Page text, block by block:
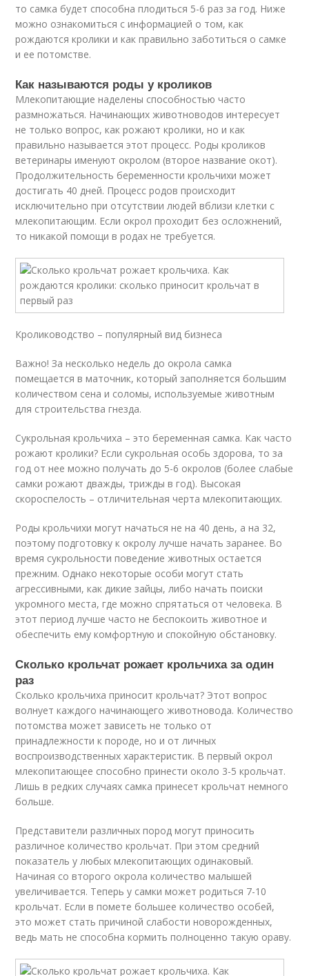
то самка будет способна плодиться 5-6 раз за год. Ниже
можно ознакомиться с информацией о том, как
рождаются кролики и как правильно заботиться о самке
и ее потомстве.
Как называются роды у кроликов
Млекопитающие наделены способностью часто
размножаться. Начинающих животноводов интересует
не только вопрос, как рожают кролики, но и как
правильно называется этот процесс. Роды кроликов
ветеринары именуют окролом (второе название окот).
Продолжительность беременности крольчихи может
достигать 40 дней. Процесс родов происходит
исключительно при отсутствии людей вблизи клетки с
млекопитающим. Если окрол проходит без осложнений,
то никакой помощи в родах не требуется.
Кролиководство – популярный вид бизнеса
Важно! За несколько недель до окрола самка
помещается в маточник, который заполняется большим
количеством сена и соломы, используемые животным
для строительства гнезда.
Сукрольная крольчиха – это беременная самка. Как часто
рожают кролики? Если сукрольная особь здорова, то за
год от нее можно получать до 5-6 окролов (более слабые
самки рожают дважды, трижды в год). Высокая
скороспелость – отличительная черта млекопитающих.
Роды крольчихи могут начаться не на 40 день, а на 32,
поэтому подготовку к окролу лучше начать заранее. Во
время сукрольности поведение животных остается
прежним. Однако некоторые особи могут стать
агрессивными, как дикие зайцы, либо начать поиски
укромного места, где можно спрятаться от человека. В
этот период лучше часто не беспокоить животное и
обеспечить ему комфортную и спокойную обстановку.
Сколько крольчат рожает крольчиха за один
раз
Сколько крольчиха приносит крольчат? Этот вопрос
волнует каждого начинающего животновода. Количество
потомства может зависеть не только от
принадлежности к породе, но и от личных
воспроизводственных характеристик. В первый окрол
млекопитающее способно принести около 3-5 крольчат.
Лишь в редких случаях самка принесет крольчат немного
больше.
Представители различных пород могут приносить
различное количество крольчат. При этом средний
показатель у любых млекопитающих одинаковый.
Начиная со второго окрола количество малышей
увеличивается. Теперь у самки может родиться 7-10
крольчат. Если в помете большее количество особей,
это может стать причиной слабости новорожденных,
ведь мать не способна кормить полноценно такую ораву.